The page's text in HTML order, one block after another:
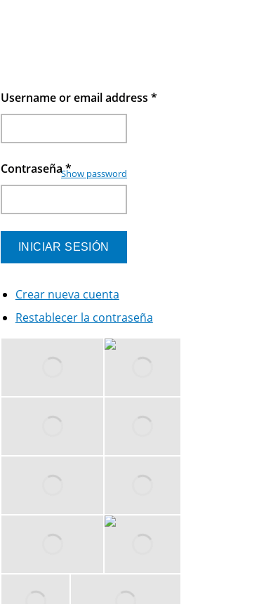
Username or email address *
Contraseña*
Show password
Crear nueva cuenta
Restablecer la contraseña